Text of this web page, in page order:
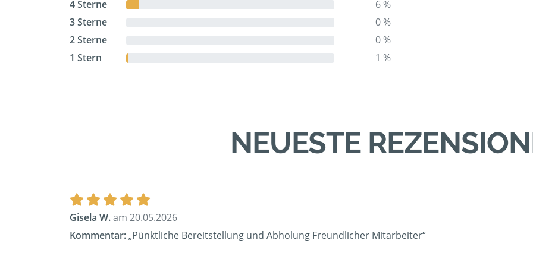
4 Sterne
6 %
3 Sterne
0 %
2 Sterne
0 %
1 Stern
1 %
NEUESTE
Gisela W.am 20.05.2026
Kommentar:„Pünktliche Bereitstellung und Abholung Freundlicher Mitarbeiter“